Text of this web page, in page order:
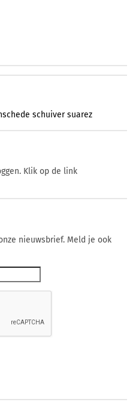
schuiver suarez
Klik op de link
nieuwsbrief. Meld je ook